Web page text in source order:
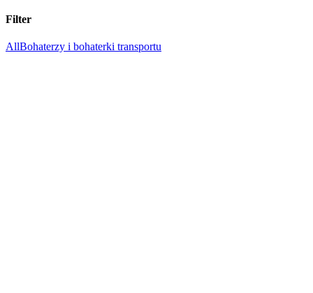
Filter
AllBohaterzy i bohaterki transportu